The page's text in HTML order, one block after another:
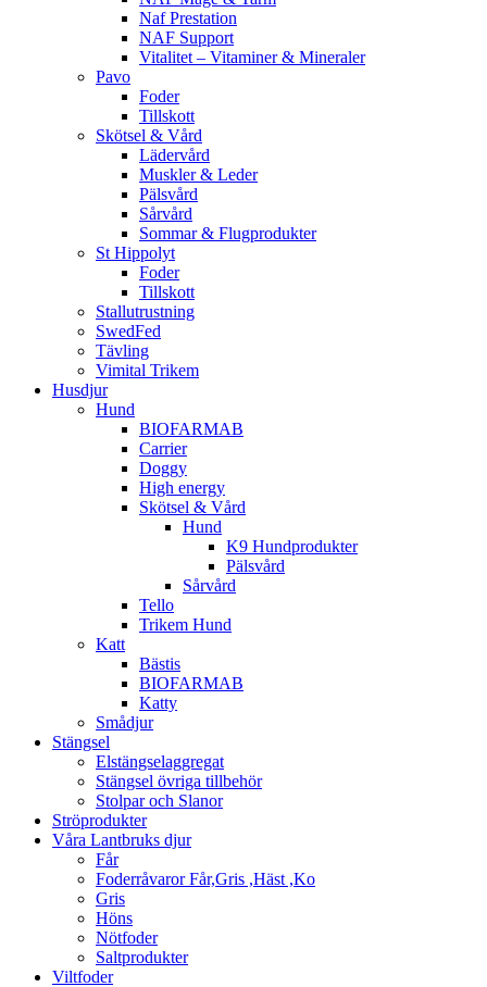
Naf Prestation
NAF Support
Vitalitet – Vitaminer & Mineraler
Pavo
Foder
Tillskott
Skötsel & Vård
Lädervård
Muskler & Leder
Pälsvård
Sårvård
Sommar & Flugprodukter
St Hippolyt
Foder
Tillskott
Stallutrustning
SwedFed
Tävling
Vimital Trikem
Husdjur
Hund
BIOFARMAB
Carrier
Doggy
High energy
Skötsel & Vård
Hund
K9 Hundprodukter
Pälsvård
Sårvård
Tello
Trikem Hund
Katt
Bästis
BIOFARMAB
Katty
Smådjur
Stängsel
Elstängselaggregat
Stängsel övriga tillbehör
Stolpar och Slanor
Ströprodukter
Våra Lantbruks djur
Får
Foderråvaror Får,Gris ,Häst ,Ko
Gris
Höns
Nötfoder
Saltprodukter
Viltfoder